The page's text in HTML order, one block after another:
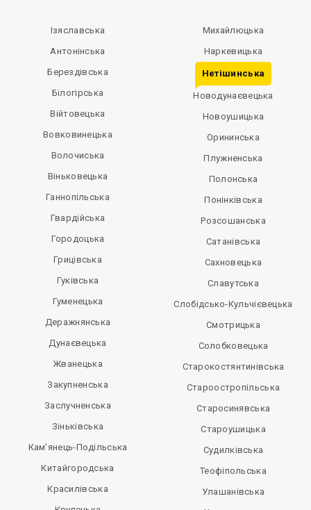
Ізяславська
Антонінська
Берездівська
Білогірська
Вiйтовецька
Вовковинецька
Волочиська
Віньковецька
Ганнопільська
Гвардійська
Городоцька
Грицівська
Гуківська
Гуменецька
Деражнянська
Дунаєвецька
Жванецька
Закупненська
Заслучненська
Зіньківська
Кам’янець-Подільська
Китайгородська
Красилівська
Михайлюцька
Наркевицька
Нетішинська
Новодунаєвецька
Новоушицька
Орининська
Плужненська
Полонська
Понінківська
Розсошанська
Сатанівська
Сахновецька
Славутська
Слобідсько-Кульчієвецька
Смотрицька
Солобковецька
Старокостянтинівська
Староостропільська
Старосинявська
Староушицька
Судилківська
Теофіпольська
Улашанівська